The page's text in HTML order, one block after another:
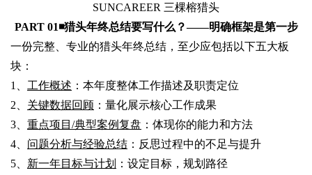
SUNCAREER 三棵榕猎头
PART 01◾猎头年终总结要写什么？——明确框架是第一步
一份完整、专业的猎头年终总结，至少应包括以下五大板
块：
1、 工作概述 ：本年度整体工作描述及职责定位
2、 关键数据回顾 ：量化展示核心工作成果
3、 重点项目/典型案例复盘 ：体现你的能力和方法
4、 问题分析与经验总结 ：反思过程中的不足与提升
5、 新一年目标与计划
：设定目标，规划路径